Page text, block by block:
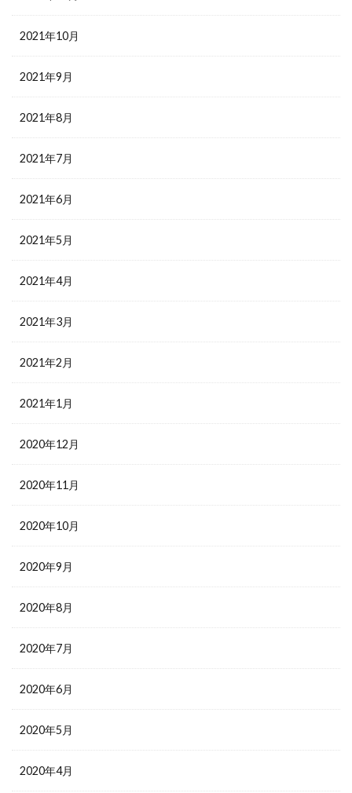
2021年10月
2021年9月
2021年8月
2021年7月
2021年6月
2021年5月
2021年4月
2021年3月
2021年2月
2021年1月
2020年12月
2020年11月
2020年10月
2020年9月
2020年8月
2020年7月
2020年6月
2020年5月
2020年4月